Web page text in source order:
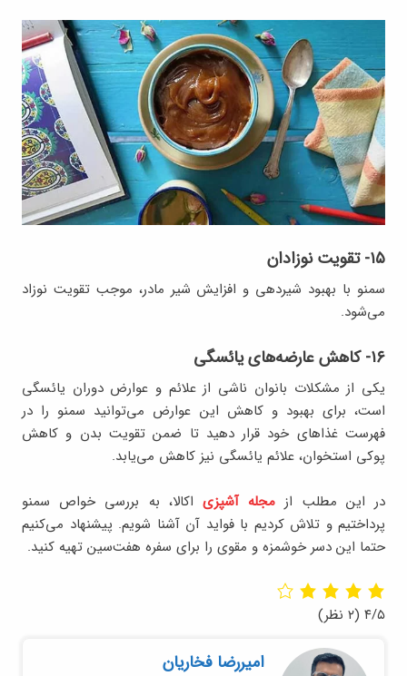
۱۵- تقویت نوزادان
سمنو با بهبود شیردهی و افزایش شیر مادر، موجب تقویت نوزاد
می‌شود.
۱۶- کاهش عارضه‌های یائسگی
یکی از مشکلات بانوان ناشی از علائم و عوارض دوران یائسگی
است، برای بهبود و کاهش این عوارض می‌توانید سمنو را در
فهرست غذاهای خود قرار دهید تا ضمن تقویت بدن و کاهش
پوکی استخوان، علائم یائسگی نیز کاهش می‌یابد.
در این مطلب از مجله آشپزی اکالا، به بررسی خواص سمنو
پرداختیم و تلاش کردیم با فواید آن آشنا شویم. پیشنهاد می‌کنیم
حتما این دسر خوشمزه و مقوی را برای سفره هفت‌سین تهیه کنید.
۴/۵ (۲ نظر)
امیر‌رضا فخاریان